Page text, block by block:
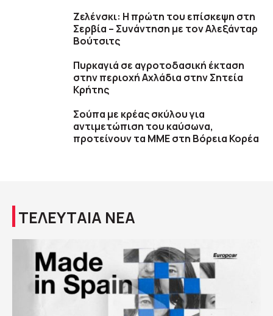
Ζελένσκι: Η πρώτη του επίσκεψη στη
Σερβία – Συνάντηση με τον Αλεξάνταρ
Βούτσιτς
Πυρκαγιά σε αγροτοδασική έκταση
στην περιοχή Αχλάδια στην Σητεία
Κρήτης
Σούπα με κρέας σκύλου για
αντιμετώπιση του καύσωνα,
προτείνουν τα ΜΜΕ στη Βόρεια Κορέα
ΤΕΛΕΥΤΑΙΑ ΝΕΑ